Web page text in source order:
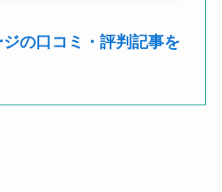
の口コミ・評判記事を